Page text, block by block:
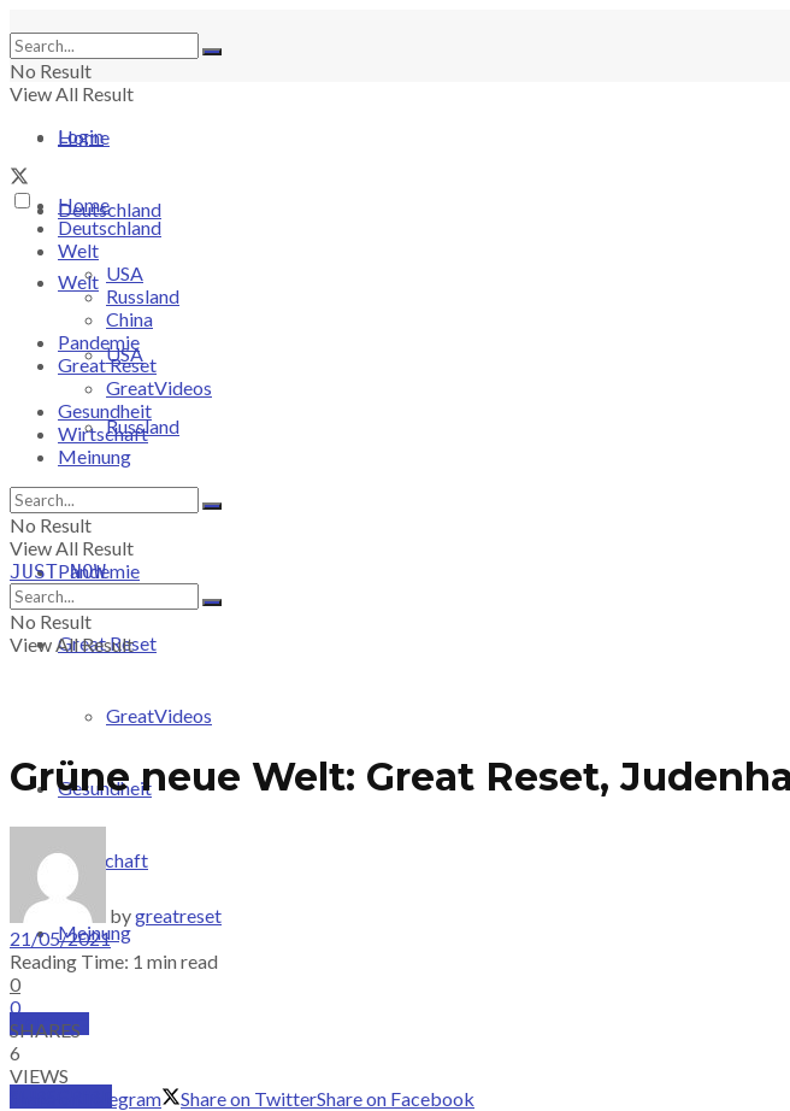
No Result
View All Result
Login
Home
Deutschland
Welt
USA
Russland
Pandemie
Great Reset
GreatVideos
Gesundheit
Wirtschaft
Meinung
PRICING
Home
Deutschland
Welt
USA
Russland
China
Pandemie
Great Reset
GreatVideos
Gesundheit
Wirtschaft
Meinung
No Result
View All Result
JUST-NOW
No Result
View All Result
Grüne neue Welt: Great Reset,
bygreatreset
21/05/2021
Reading Time: 1 min read
0
0
SHARES
6
VIEWS
Share on Telegram
Share on TwitterShare on Facebook